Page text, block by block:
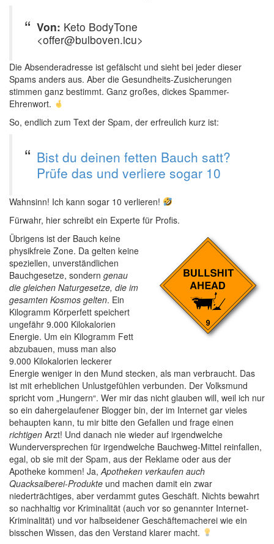
Von: Keto BodyTone
<offer@bulboven.icu>
Die Absenderadresse ist gefälscht und sieht bei jeder dieser
Spams anders aus. Aber die Gesundheits-Zusicherungen
stimmen ganz bestimmt. Ganz großes, dickes Spammer-
Ehrenwort.
So, endlich zum Text der Spam, der erfreulich kurz ist:
Bist du deinen fetten Bauch satt?
Prüfe das und verliere sogar 10
Wahnsinn! Ich kann sogar 10 verlieren!
Fürwahr, hier schreibt ein Experte für Profis.
Übrigens ist der Bauch keine
physikfreie Zone. Da gelten keine
speziellen, unverständlichen
Bauchgesetze, sondern genau
die gleichen Naturgesetze, die im
gesamten Kosmos gelten. Ein
Kilogramm Körperfett speichert
ungefähr 9.000 Kilokalorien
Energie. Um ein Kilogramm Fett
abzubauen, muss man also
9.000 Kilokalorien leckerer
Energie weniger in den Mund stecken, als man verbraucht. Das
ist mit erheblichen Unlustgefühlen verbunden. Der Volksmund
spricht vom „Hungern“. Wer mir das nicht glauben will, weil ich nur
so ein dahergelaufener Blogger bin, der im Internet gar vieles
behaupten kann, tu mir bitte den Gefallen und frage einen
richtigen Arzt! Und danach nie wieder auf irgendwelche
Wunderversprechen für irgendwelche Bauchweg-Mittel reinfallen,
egal, ob sie mit der Spam, aus der Reklame oder aus der
Apotheke kommen! Ja,Apotheken verkaufen auch
Quacksalberei-Produkte und machen damit ein zwar
niederträchtiges, aber verdammt gutes Geschäft. Nichts bewahrt
so nachhaltig vor Kriminalität (auch vor so genannter Internet-
Kriminalität) und vor halbseidener Geschäftemacherei wie ein
bisschen Wissen, das den Verstand klarer macht.